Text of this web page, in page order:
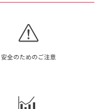
安全のためのご注意